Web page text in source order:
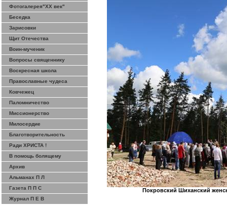
Фотогалерея"ХХ век"
Беседка
Зарисовки
Щит Отечества
Воин-мученик
Вопросы священнику
Воскресная школа
Православные чудеса
Ковчежец
Паломничество
Миссионерство
Милосердие
Благотворительность
Ради ХРИСТА !
В помощь болящему
Архив
Альманах П Л
Газета П П С
Журнал П Е В
Покровский Шиханский